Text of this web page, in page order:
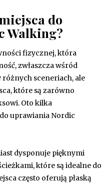
do
Walking?
fizycznej, która
zwłaszcza wśród
sceneriach, ale
które są zarówno
Oto kilka
uprawiania Nordic
dysponuje pięknymi
które są idealne do
często oferują płaską